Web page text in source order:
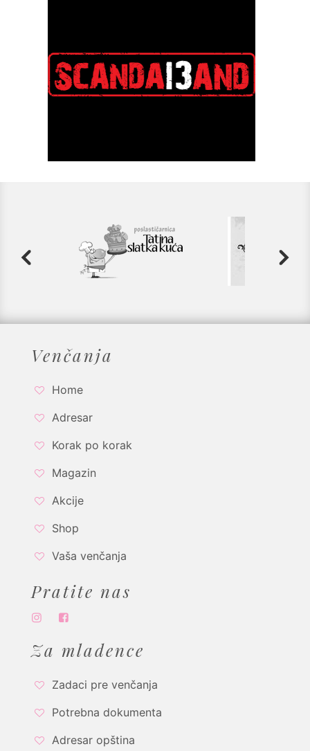
Venčanja
Home
Adresar
Korak po korak
Magazin
Akcije
Shop
Vaša venčanja
Pratite nas
Za mladence
Zadaci pre venčanja
Potrebna dokumenta
Adresar opština